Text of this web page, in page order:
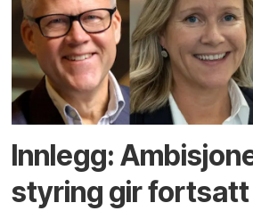
Innlegg:
styring gir